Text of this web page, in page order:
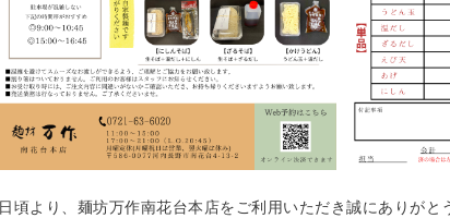
日頃より、麺坊万作南花台本店をご利用いただき誠にありがと